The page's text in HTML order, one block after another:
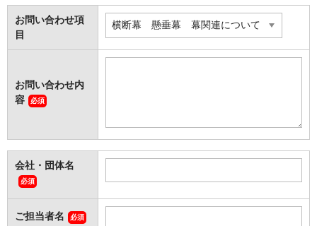
会社概要
お問い合わせ項
目
お問い合わせ内
容
必須
会社・団体名
必須
ご担当者名 必須